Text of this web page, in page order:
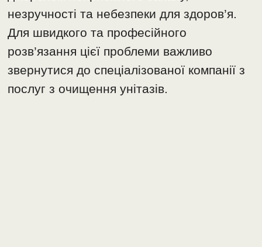
незручності та небезпеки для здоров’я.
Для швидкого та професійного
розв’язання цієї проблеми важливо
звернутися до спеціалізованої компанії з
послуг з очищення унітазів.